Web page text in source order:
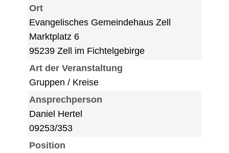
Ort
Evangelisches Gemeindehaus Zell
Marktplatz 6
95239 Zell im Fichtelgebirge
Art der Veranstaltung
Gruppen / Kreise
Ansprechperson
Daniel Hertel
09253/353
Position